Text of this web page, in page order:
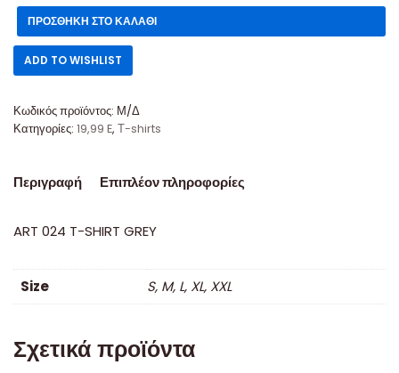
ΠΡΟΣΘΉΚΗ ΣΤΟ ΚΑΛΆΘΙ
ADD TO WISHLIST
Κωδικός προϊόντος: Μ/Δ
Κατηγορίες: 19,99 E, Τ-shirts
Περιγραφή Επιπλέον πληροφορίες
ART 024 T-SHIRT GREY
Size S, M, L, XL, XXL
Σχετικά προϊόντα